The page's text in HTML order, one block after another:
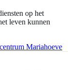
op het
leven kunnen
Mariahoeve